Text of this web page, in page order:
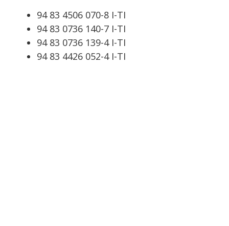
94 83 4506 070-8 I-TI
94 83 0736 140-7 I-TI
94 83 0736 139-4 I-TI
94 83 4426 052-4 I-TI